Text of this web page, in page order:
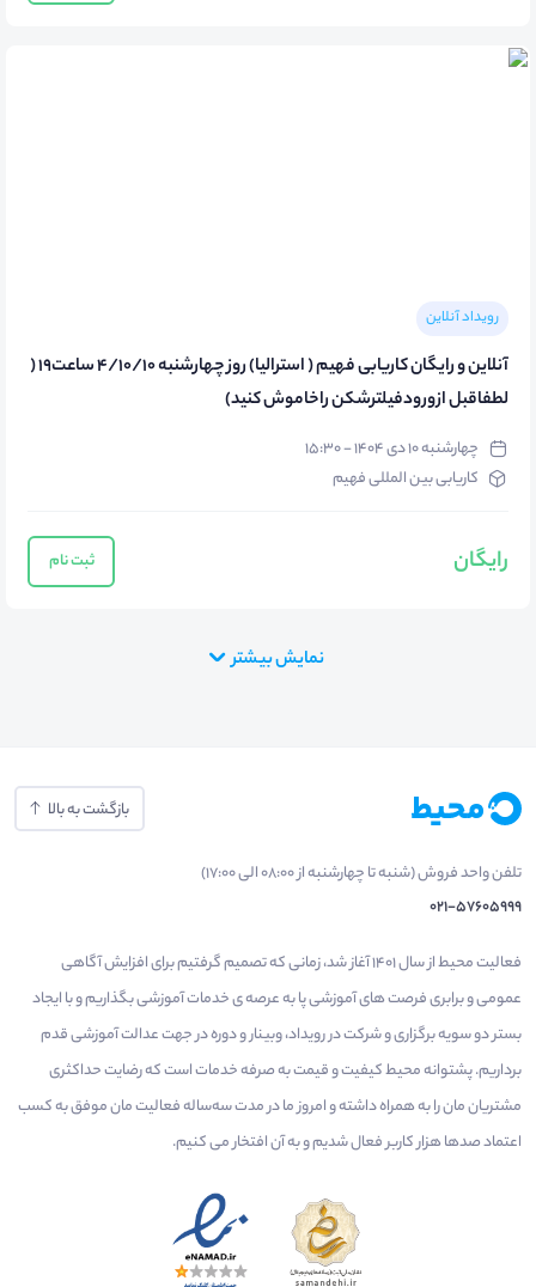
رویداد آنلاین
آنلاین و رایگان کاریابی فهیم ( استرالیا) روز چهارشنبه 4/10/10 ساعت19 (
لطفاقبل ازورودفیلترشکن راخاموش کنید)
چهارشنبه ۱۰ دی ۱۴۰۴ - ۱۵:۳۰
کاریابی بین المللی فهیم
رایگان ثبت نام
نمایش بیشتر
بازگشت به بالا
تلفن واحد فروش (شنبه تا چهارشنبه از 08:00 الی 17:00)
021-57605999
فعالیت محیط از سال 1401 آغاز شد، زمانی که تصمیم گرفتیم برای افزایش آگاهی
عمومی و برابری فرصت های آموزشی پا به عرصه ی خدمات آموزشی بگذاریم و با ایجاد
بستر دو سویه برگزاری و شرکت در رویداد، وبینار و دوره در جهت عدالت آموزشی قدم
برداریم. پشتوانه محیط کیفیت و قیمت به صرفه خدمات است که رضایت حداکثری
مشتریان مان را به همراه داشته و امروز ما در مدت سه‌ساله فعالیت مان موفق به کسب
اعتماد صدها هزار کاربر فعال شدیم و به آن افتخار می‌ کنیم.